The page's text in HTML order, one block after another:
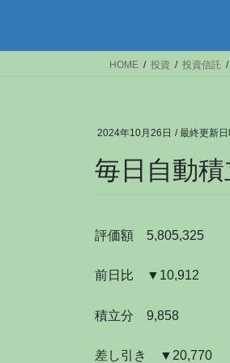
HOME 投資 投資信託
2024年10月26日 / 最終更新日
毎日自動
評価額 5,805,325
前日比 ▼10,912
積立分 9,858
差し引き ▼20,770